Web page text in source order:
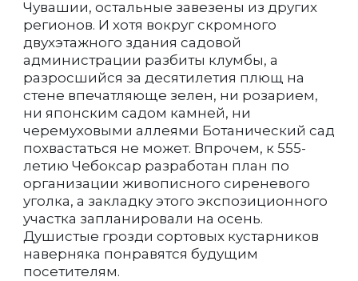
Чувашии, остальные завезены из других
регионов. И хотя вокруг скромного
двухэтажного здания садовой
администрации разбиты клумбы, а
разросшийся за десятилетия плющ на
стене впечатляюще зелен, ни розарием,
ни японским садом камней, ни
черемуховыми аллеями Ботанический сад
похвастаться не может. Впрочем, к 555-
летию Чебоксар разработан план по
организации живописного сиреневого
уголка, а закладку этого экспозиционного
участка запланировали на осень.
Душистые грозди сортовых кустарников
наверняка понравятся будущим
посетителям.